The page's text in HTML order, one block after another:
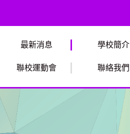
最新消息 學校簡介
聯校運動會 聯絡我們